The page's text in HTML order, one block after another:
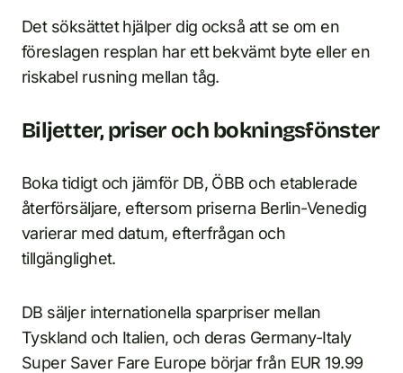
Det söksättet hjälper dig också att se om en
föreslagen resplan har ett bekvämt byte eller en
riskabel rusning mellan tåg.
Biljetter, priser och bokningsfönster
Boka tidigt och jämför DB, ÖBB och etablerade
återförsäljare, eftersom priserna Berlin-Venedig
varierar med datum, efterfrågan och
tillgänglighet.
DB säljer internationella sparpriser mellan
Tyskland och Italien, och deras Germany-Italy
Super Saver Fare Europe börjar från EUR 19.99